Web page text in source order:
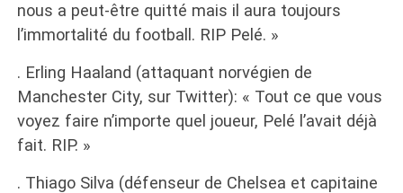
nous a peut-être quitté mais il aura toujours
l’immortalité du football. RIP Pelé. »
. Erling Haaland (attaquant norvégien de
Manchester City, sur Twitter): « Tout ce que vous
voyez faire n’importe quel joueur, Pelé l’avait déjà
fait. RIP. »
. Thiago Silva (défenseur de Chelsea et capitaine